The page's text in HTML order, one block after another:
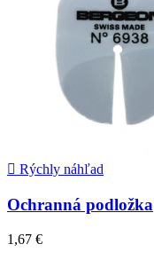
 Rýchly náhľad
Ochranná podložka
1,67 €